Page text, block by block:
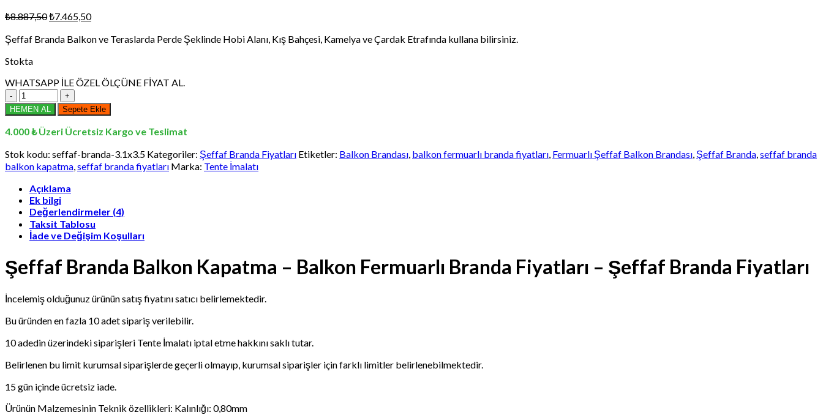
₺8.887,50Orijinal
₺8.887,50.
₺7.465,50Şu
fiyat:
Şeffaf Branda Balkon ve Teraslarda Perde Şeklinde Hobi Alanı, Kış Bahçesi, Kamelya ve Çardak Etrafında kullana bilirsiniz.
Stokta
WHATSAPP İLE ÖZEL ÖLÇÜNE FİYAT AL.
3,1
x
3,5
Metre
Branda
Balkon
Kapatma
-
Balkon
Fermuarlı
Branda
Fiyatları
HEMEN AL Sepete Ekle
4.000 ₺ Üzeri Ücretsiz Kargo ve Teslimat
Stok kodu: seffaf-branda-3.1x3.5 Kategoriler: Şeffaf Branda Fiyatları Etiketler: Balkon Brandası, balkon fermuarlı branda fiyatları, Fermuarlı Şeffaf Balkon Brandası, Şeffaf Branda,seffaf branda
balkon kapatma,seffaf branda fiyatları Marka: Tente İmalatı
Açıklama
Ek bilgi
Değerlendirmeler (4)
Taksit Tablosu
İade ve Değişim Koşulları
Şeffaf Branda Balkon Kapatma – Balkon Fermuarlı Branda Fiyatları – Şeffaf Branda Fiyatları
İncelemiş olduğunuz ürünün satış fiyatını satıcı belirlemektedir.
Bu üründen en fazla 10 adet sipariş verilebilir.
10 adedin üzerindeki siparişleri Tente İmalatı iptal etme hakkını saklı tutar.
Belirlenen bu limit kurumsal siparişlerde geçerli olmayıp, kurumsal siparişler için farklı limitler belirlenebilmektedir.
15 gün içinde ücretsiz iade.
Ürünün Malzemesinin Teknik özellikleri: Kalınlığı: 0,80mm